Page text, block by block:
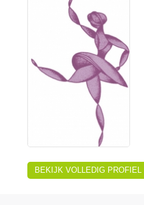
BEKIJK VOLLEDIG PROFIEL